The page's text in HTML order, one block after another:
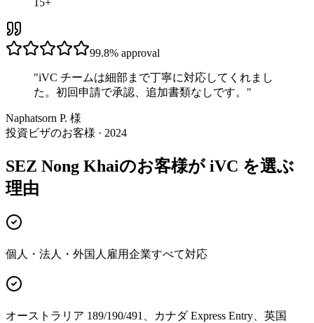
15+
99.8% approval
"iVC チームは細部まで丁寧に対応してくれまし
た。初回申請で承認、追加書類なしです。 "
Naphatsorn P. 様
投資ビザのお客様 · 2024
SEZ Nong Khaiのお客様が iVC を選ぶ
理由
個人・法人・外国人雇用企業すべて対応
オーストラリア 189/190/491、カナダ Express Entry、英国